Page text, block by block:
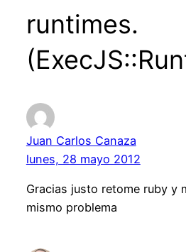
runtimes.
Juan Carlos Canaza
lunes, 28 mayo 2012
Gracias justo retome ruby y
mismo problema